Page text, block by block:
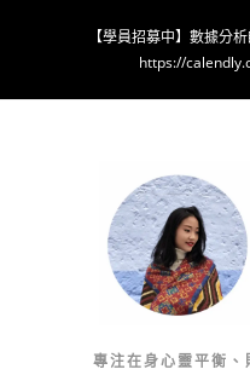
【學員招募中】數據分
https://
專注在身心靈平衡